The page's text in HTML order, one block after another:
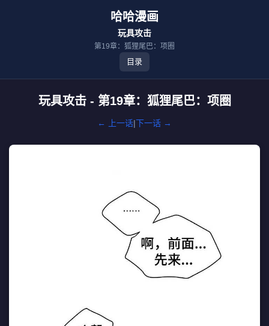
哈哈漫画
玩具攻击
第19章：狐狸尾巴：项圈
目录
玩具攻击 - 第19章：狐狸尾巴：项圈
← 上一话|下一话 →